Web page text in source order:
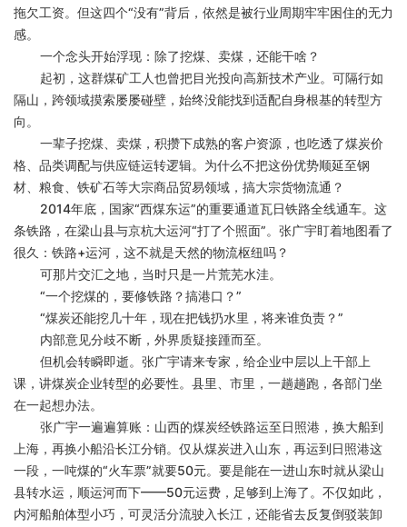
拖欠工资。但这四个“没有”背后，依然是被行业周期牢牢困住的无力
感。
一个念头开始浮现：除了挖煤、卖煤，还能干啥？
起初，这群煤矿工人也曾把目光投向高新技术产业。可隔行如
隔山，跨领域摸索屡屡碰壁，始终没能找到适配自身根基的转型方
向。
一辈子挖煤、卖煤，积攒下成熟的客户资源，也吃透了煤炭价
格、品类调配与供应链运转逻辑。为什么不把这份优势顺延至钢
材、粮食、铁矿石等大宗商品贸易领域，搞大宗货物流通？
2014年底，国家“西煤东运”的重要通道瓦日铁路全线通车。这
条铁路，在梁山县与京杭大运河“打了个照面”。张广宇盯着地图看了
很久：铁路+运河，这不就是天然的物流枢纽吗？
可那片交汇之地，当时只是一片荒芜水洼。
“一个挖煤的，要修铁路？搞港口？”
“煤炭还能挖几十年，现在把钱扔水里，将来谁负责？”
内部意见分歧不断，外界质疑接踵而至。
但机会转瞬即逝。张广宇请来专家，给企业中层以上干部上
课，讲煤炭企业转型的必要性。县里、市里，一趟趟跑，各部门坐
在一起想办法。
张广宇一遍遍算账：山西的煤炭经铁路运至日照港，换大船到
上海，再换小船沿长江分销。仅从煤炭进入山东，再运到日照港这
一段，一吨煤的“火车票”就要50元。要是能在一进山东时就从梁山
县转水运，顺运河而下——50元运费，足够到上海了。不仅如此，
内河船舶体型小巧，可灵活分流驶入长江，还能省去反复倒驳装卸